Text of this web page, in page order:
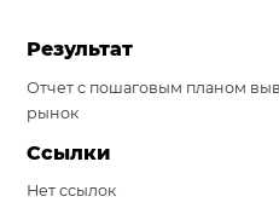
Результат
Отчет с пошаговым планом
рынок
Ссылки
Нет ссылок